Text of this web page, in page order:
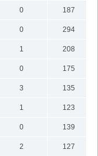
0
187
0
294
1 208
0 175
3
135
1
123
0
139
2
127